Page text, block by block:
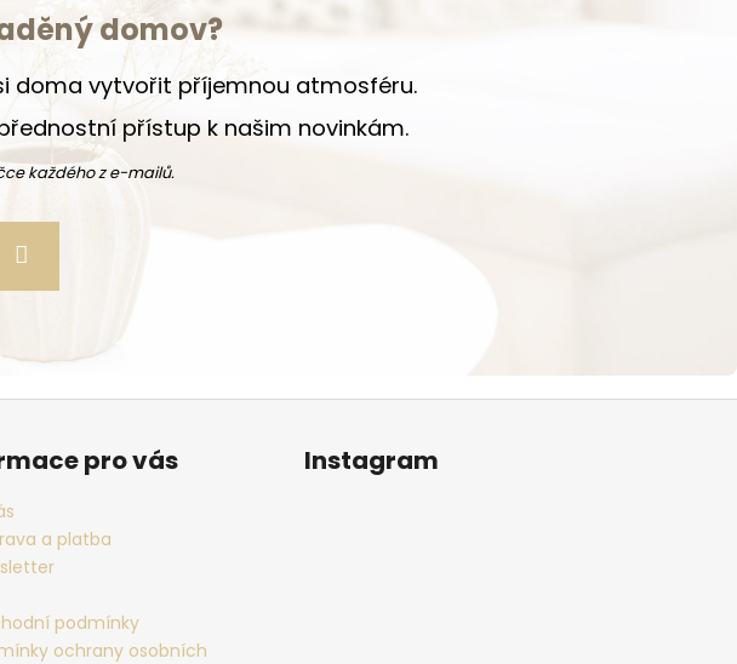
domov?
doma vytvořit příjemnou atmosféru.
přístup k našim novinkám.
každého z e-mailů.
pro vás
a platba
podmínky
ochrany osobních
Instagram